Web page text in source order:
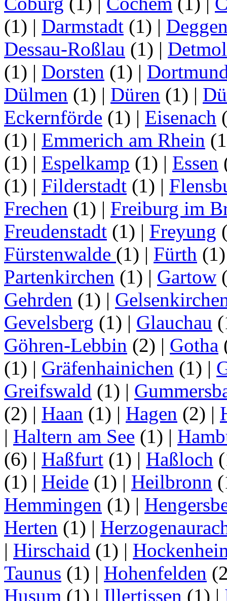
(1) | Darmstadt (1) |
Dessau-Roßlau (1) |
(1) | Dorsten (1) |
Dülmen (1) | Düren (1) |
Eckernförde (1) | Eisenach
(1) | Emmerich am Rhein
(1) | Espelkamp (1) | Essen
(1) | Filderstadt (1) |
Frechen (1) | Freiburg im
Freudenstadt (1) | Freyung
Fürstenwalde (1) | Fürth
Partenkirchen (1) | Gartow
Gehrden (1) |
Gevelsberg (1) | Glauchau
Göhren-Lebbin (2) | Gotha
(1) | Gräfenhainichen (1) |
Greifswald (1) |
(2) | Haan (1) | Hagen (2) |
| Haltern am See (1) |
(6) | Haßfurt (1) | Haßloch
(1) | Heide (1) | Heilbronn
Hemmingen (1) |
Herten (1) |
| Hirschaid (1) |
Taunus (1) | Hohenfelden
Husum (1) | Illertissen (1) |